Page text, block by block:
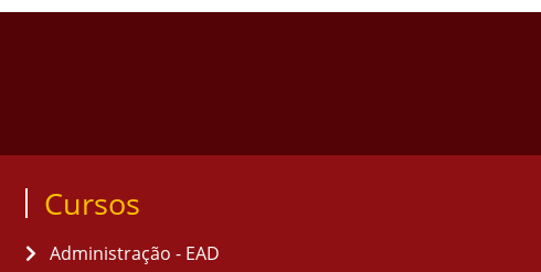
Cursos
Administração - EAD